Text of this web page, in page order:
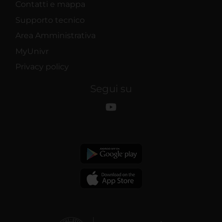
Contatti e mappa
Supporto tecnico
Area Amministrativa
MyUnivr
Privacy policy
Segui su